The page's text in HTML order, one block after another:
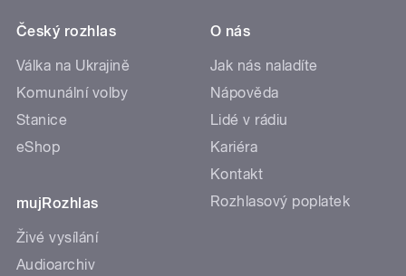
Český rozhlas
Válka na Ukrajině
Komunální volby
Stanice
eShop
mujRozhlas
Živé vysílání
Audioarchiv
O nás
Jak nás naladíte
Nápověda
Lidé v rádiu
Kariéra
Kontakt
Rozhlasový poplatek